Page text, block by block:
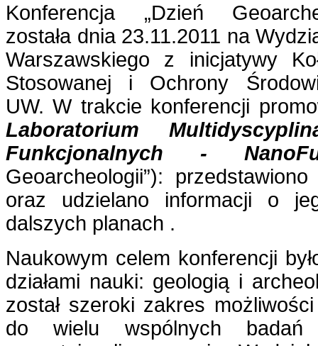
Konferencja „Dzień
została dnia 23.11.2011 na
Warszawskiego z inicjatywy
Stosowanej i Ochrony
UW. W trakcie konferencji
Laboratorium
Funkcjonalnych -
Geoarcheologii”):
oraz udzielano informacji o
dalszych planach .
Naukowym celem konferencji
działami nauki: geologią i
został szeroki zakres
do wielu wspólnych badań